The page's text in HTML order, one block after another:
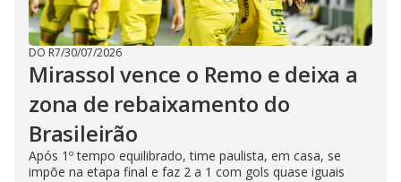
DO R7/30/07/2026
Mirassol vence o Remo e deixa a
zona de rebaixamento do
Brasileirão
Após 1º tempo equilibrado, time paulista, em casa, se
impõe na etapa final e faz 2 a 1 com gols quase iguais